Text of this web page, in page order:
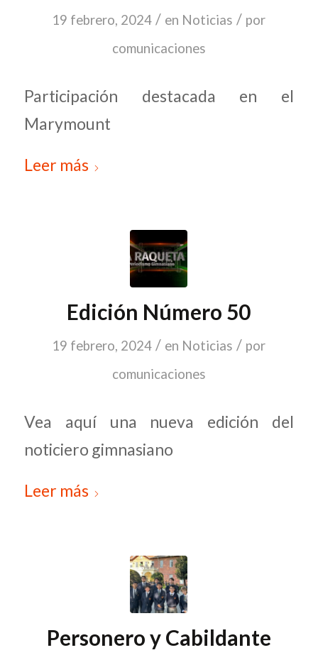
19 febrero, 2024 / en Noticias / por
comunicaciones
Participación destacada en el
Marymount
Leer más
Edición Número 50
19 febrero, 2024 / en Noticias / por
comunicaciones
Vea aquí una nueva edición del
noticiero gimnasiano
Leer más
Personero y Cabildante